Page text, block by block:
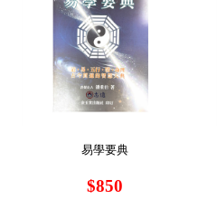
易學要典
$850